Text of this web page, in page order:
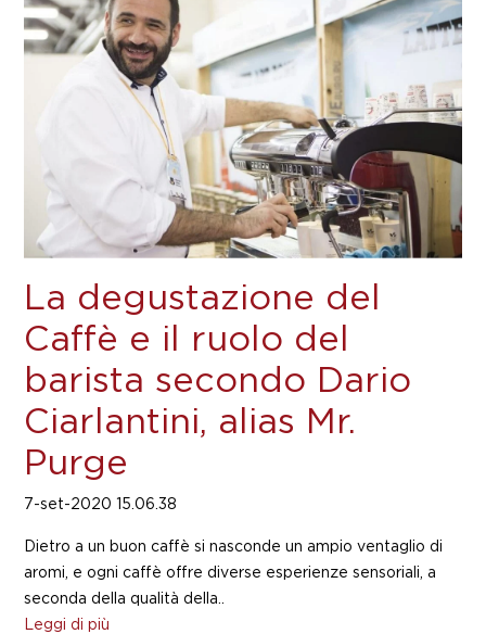
La degustazione del
Caffè e il ruolo del
barista secondo Dario
Ciarlantini, alias Mr.
Purge
7-set-2020 15.06.38
Dietro a un buon caffè si nasconde un ampio ventaglio di
aromi, e ogni caffè offre diverse esperienze sensoriali, a
seconda della qualità della..
Leggi di più